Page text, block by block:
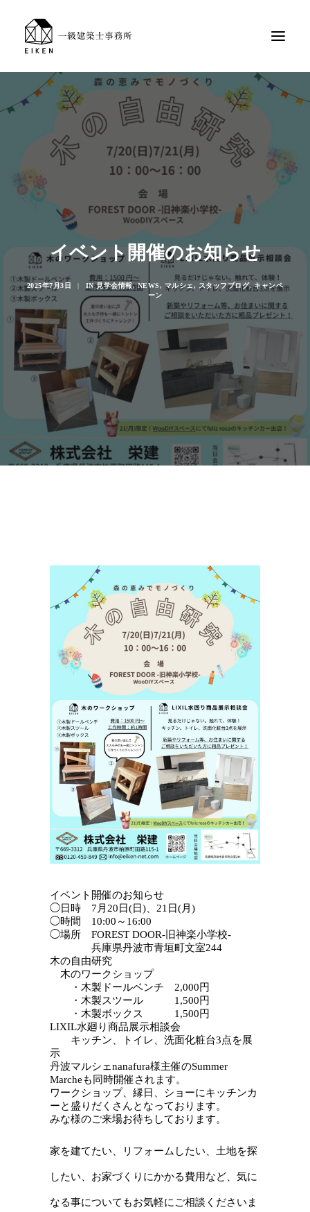
イベント開催のお知らせ
2025年7月3日 | IN見学会情報,NEWS, マルシェ, スタッフブログ,キャンペ
ーン
イベント開催のお知らせ
◯日時 7月20日(日)、21日(月)
◯時間 10:00～16:00
◯場所 FOREST DOOR-旧神楽小学校-
兵庫県丹波市青垣町文室244
木の自由研究
木のワークショップ
・木製ドールベンチ 2,000円
・木製スツール 1,500円
・木製ボックス 1,500円
LIXIL水廻り商品展示相談会
キッチン、トイレ、洗面化粧台3点を展
示
丹波マルシェnanafura様主催のSummer
Marcheも同時開催されます。
ワークショップ、縁日、ショーにキッチンカ
ーと盛りだくさんとなっております。
みな様のご来場お待ちしております。
家を建てたい、リフォームしたい、土地を探
したい、お家づくりにかかる費用など、気に
なる事についてもお気軽にご相談くださいま